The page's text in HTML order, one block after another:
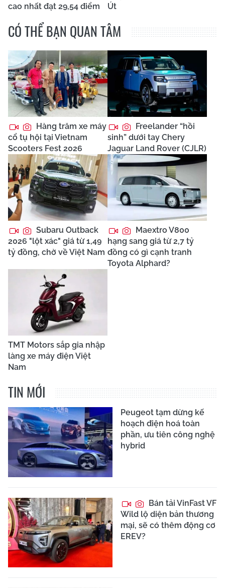
cao nhất đạt 29,54 điểm Út
CÓ THỂ BẠN QUAN TÂM
Hàng trăm xe máy
cổ tụ hội tại Vietnam
Scooters Fest 2026
Freelander “hồi
sinh” dưới tay Chery
Jaguar Land Rover (CJLR)
Subaru Outback
2026 "lột xác" giá từ 1,49
tỷ đồng, chờ về Việt Nam
Maextro V800
hạng sang giá từ 2,7 tỷ
đồng có gì cạnh tranh
Toyota Alphard?
TMT Motors sắp gia nhập
làng xe máy điện Việt
Nam
TIN MỚI
Peugeot tạm dừng kế
hoạch điện hoá toàn
phần, ưu tiên công nghệ
hybrid
Bán tải VinFast VF
Wild lộ diện bản thương
mại, sẽ có thêm động cơ
EREV?